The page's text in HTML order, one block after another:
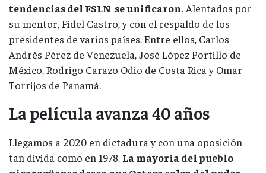
tendencias del FSLN se unificaron. Alentados por
su mentor, Fidel Castro, y con el respaldo de los
presidentes de varios países. Entre ellos, Carlos
Andrés Pérez de Venezuela, José López Portillo de
México, Rodrigo Carazo Odio de Costa Rica y Omar
Torrijos de Panamá.
La película avanza 40 años
Llegamos a 2020 en dictadura y con una oposición
tan divida como en 1978. La mayoría del pueblo